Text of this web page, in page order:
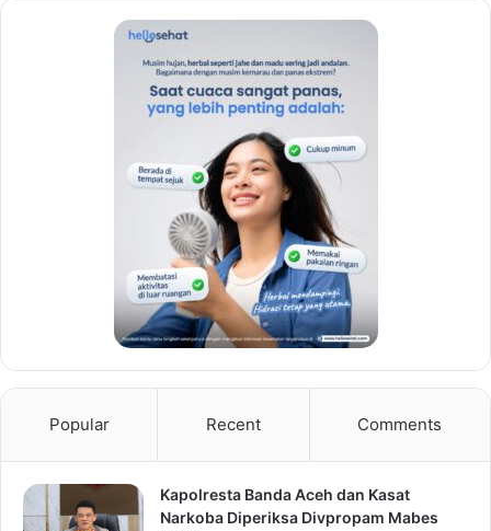
Popular Recent Comments
Kapolresta Banda Aceh dan Kasat
Narkoba Diperiksa Divpropam Mabes